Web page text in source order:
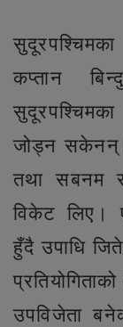
कप्तान
जोड्न सकेनन्।
तथा सबनम
विकेट लिए।
हुँदै उपाधि
उपविजेता